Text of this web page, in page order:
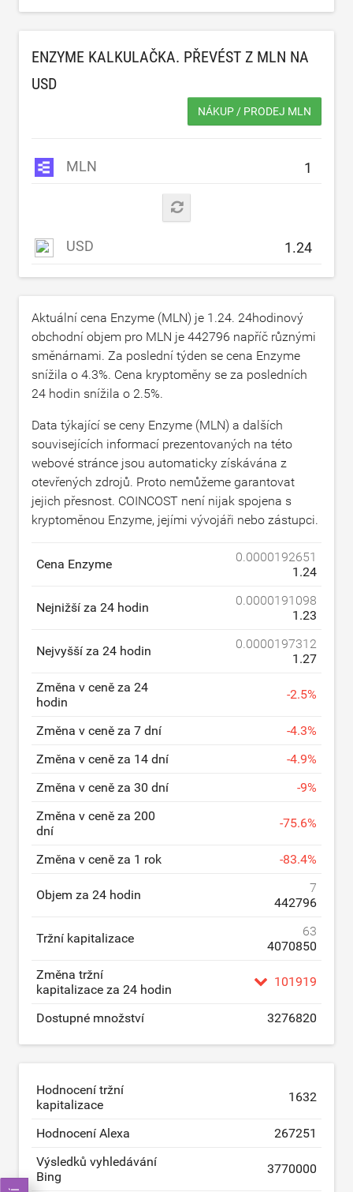
ENZYME KALKULAČKA. PŘEVÉST Z MLN NA
USD
NÁKUP / PRODEJ MLN
MLN
USD
Aktuální cena Enzyme (MLN) je 1.24. 24hodinový
obchodní objem pro MLN je 442796 napříč různými
směnárnami. Za poslední týden se cena Enzyme
snížila o 4.3%. Cena kryptoměny se za posledních
24 hodin snížila o 2.5%.
Data týkající se ceny Enzyme (MLN) a dalších
souvisejících informací prezentovaných na této
webové stránce jsou automaticky získávána z
otevřených zdrojů. Proto nemůžeme garantovat
jejich přesnost. COINCOST není nijak spojena s
kryptoměnou Enzyme, jejími vývojáři nebo zástupci.
Cena Enzyme
0.0000192651
1.24
Nejnižší za 24 hodin
0.0000191098
1.23
Nejvyšší za 24 hodin
0.0000197312
1.27
Změna v ceně za 24
hodin
-2.5%
Změna v ceně za 7 dní -4.3%
Změna v ceně za 14 dní
-4.9%
Změna v ceně za 30 dní
-9%
Změna v ceně za 200
dní
-75.6%
Změna v ceně za 1 rok -83.4%
Objem za 24 hodin
7
442796
Tržní kapitalizace
63
4070850
Změna tržní
kapitalizace za 24 hodin
101919
Dostupné množství 3276820
Hodnocení tržní
kapitalizace
1632
Hodnocení Alexa
267251
Výsledků vyhledávání
Bing
3770000